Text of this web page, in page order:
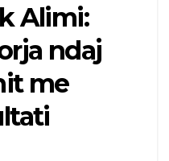
Alimi:
ndaj
me